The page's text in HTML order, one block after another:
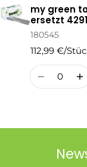
Ihr
Warenkorb
my green
ersetzt
180545
112,99 €/
Regulärer
Preis
Menge